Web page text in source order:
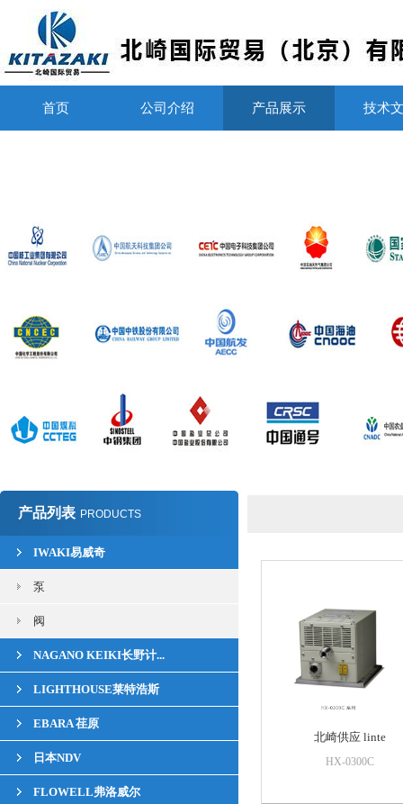
首页 公司介绍 产品展示 技术
产品列表 PRODUCTS
IWAKI易威奇
泵
阀
NAGANO KEIKI长野计...
LIGHTHOUSE莱特浩斯
EBARA 荏原
日本NDV
FLOWELL弗洛威尔
北崎供应 linte
HX-0300C